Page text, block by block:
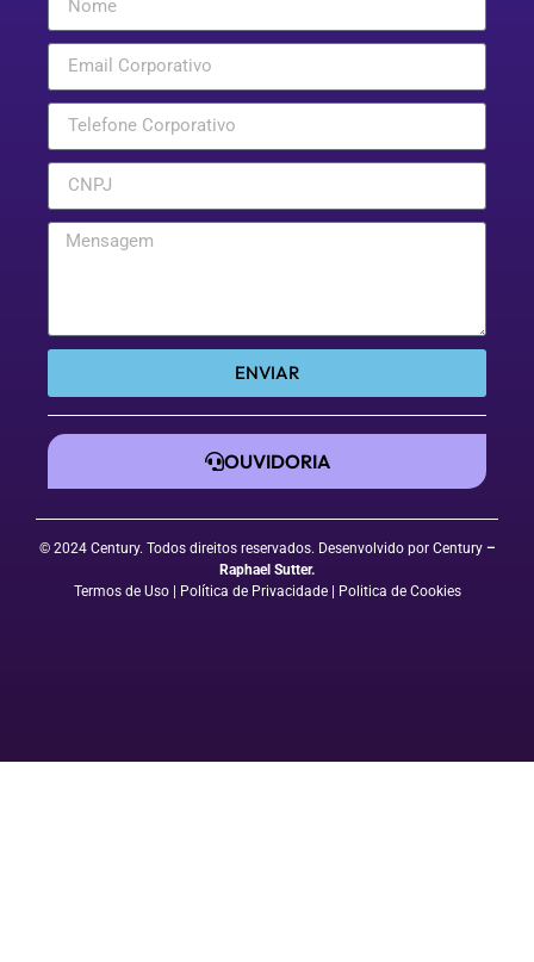
ENVIAR
OUVIDORIA
© 2024 Century. Todos direitos reservados. Desenvolvido por Century –
Raphael Sutter.
Termos de Uso
| Política de Privacidade| Politica de Cookies